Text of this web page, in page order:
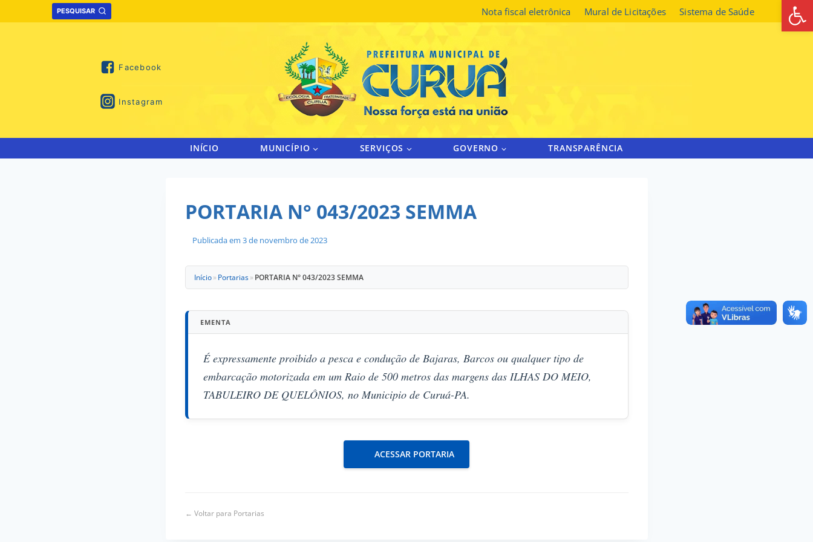
to
PESQUISAR Nota fiscal eletrônica Mural de Licitações Sistema de Saúde
Facebook
Instagram
INÍCIO MUNICÍPIO SERVIÇOS GOVERNO TRANSPARÊNCIA
PORTARIA N° 043/2023 SEMMA
Publicada em 3 de novembro de 2023
Início » Portarias » PORTARIA N° 043/2023 SEMMA
EMENTA
É expressamente proibido a pesca e condução de Bajaras, Barcos ou qualquer tipo de
embarcação motorizada em um Raio de 500 metros das margens das ILHAS DO MEIO,
TABULEIRO DE QUELÔNIOS, no Municipio de Curuá-PA.
ACESSAR PORTARIA
← Voltar para Portarias